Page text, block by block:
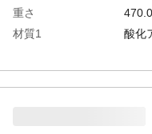
重さ
材質1
酸化